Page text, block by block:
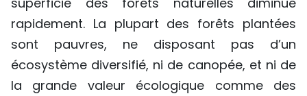
rapidement. La plupart des forêts plantées
sont pauvres, ne disposant pas d’un
écosystème diversifié, ni de canopée, et ni de
la grande valeur écologique comme des